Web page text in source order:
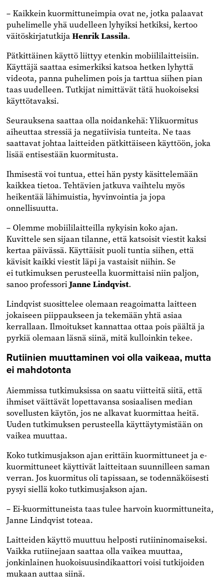
– Kaikkein kuormittuneimpia ovat ne, jotka palaavat
puhelimelle yhä uudelleen lyhyiksi hetkiksi, kertoo
väitöskirjatutkijaHenrik Lassila.
Pätkittäinen käyttö liittyy etenkin mobiililaitteisiin.
Käyttäjä saattaa esimerkiksi katsoa hetken lyhyttä
videota, panna puhelimen pois ja tarttua siihen pian
taas uudelleen. Tutkijat nimittävät tätä huokoiseksi
käyttötavaksi.
Seurauksena saattaa olla noidankehä: Ylikuormitus
aiheuttaa stressiä ja negatiivisia tunteita. Ne taas
saattavat johtaa laitteiden pätkittäiseen käyttöön, joka
lisää entisestään kuormitusta.
Ihmisestä voi tuntua, ettei hän pysty käsittelemään
kaikkea tietoa. Tehtävien jatkuva vaihtelu myös
heikentää lähimuistia, hyvinvointia ja jopa
onnellisuutta.
– Olemme mobiililaitteilla nykyisin koko ajan.
Kuvittele sen sijaan tilanne, että katsoisit viestit kaksi
kertaa päivässä. Käyttäisit puoli tuntia siihen, että
kävisit kaikki viestit läpi ja vastaisit niihin. Se
ei tutkimuksen perusteella kuormittaisi niin paljon,
sanoo professoriJanne Lindqvist.
Lindqvist suosittelee olemaan reagoimatta laitteen
jokaiseen piippaukseen ja tekemään yhtä asiaa
kerrallaan. Ilmoitukset kannattaa ottaa pois päältä ja
pyrkiä olemaan läsnä siinä, mitä kulloinkin tekee.
Rutiinien muuttaminen voi olla vaikeaa, mutta
ei mahdotonta
Aiemmissa tutkimuksissa on saatu viitteitä siitä, että
ihmiset väittävät lopettavansa sosiaalisen median
sovellusten käytön, jos ne alkavat kuormittaa heitä.
Uuden tutkimuksen perusteella käyttäytymistään on
vaikea muuttaa.
Koko tutkimusjakson ajan erittäin kuormittuneet ja e-
kuormittuneet käyttivät laitteitaan suunnilleen saman
verran. Jos kuormitus oli tapissaan, se todennäköisesti
pysyi siellä koko tutkimusjakson ajan.
– Ei-kuormittuneista taas tulee harvoin kuormittuneita,
Janne Lindqvist toteaa.
Laitteiden käyttö muuttuu helposti rutiininomaiseksi.
Vaikka rutiinejaan saattaa olla vaikea muuttaa,
jonkinlainen huokoisuusindikaattori voisi tutkijoiden
mukaan auttaa siinä.